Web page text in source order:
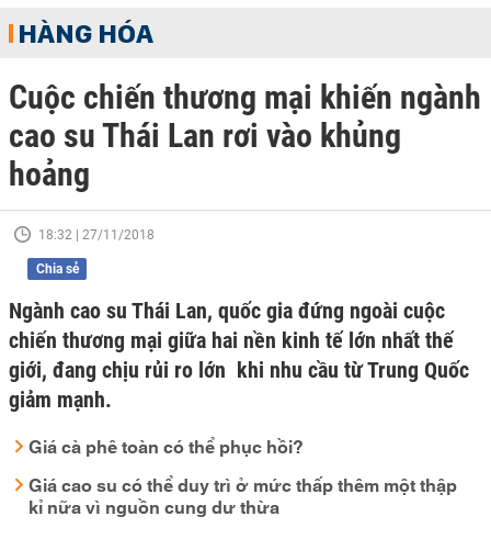
HÀNG HÓA
Cuộc chiến thương mại khiến ngành
cao su Thái Lan rơi vào khủng
hoảng
18:32 | 27/11/2018
Chia sẻ
Ngành cao su Thái Lan, quốc gia đứng ngoài cuộc
chiến thương mại giữa hai nền kinh tế lớn nhất thế
giới, đang chịu rủi ro lớn khi nhu cầu từ Trung Quốc
giảm mạnh.
Giá cà phê toàn có thể phục hồi?
Giá cao su có thể duy trì ở mức thấp thêm một thập
kỉ nữa vì nguồn cung dư thừa